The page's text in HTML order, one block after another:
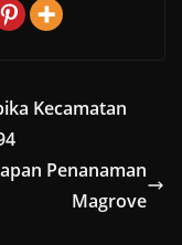
Kecamatan
Penanaman
Magrove